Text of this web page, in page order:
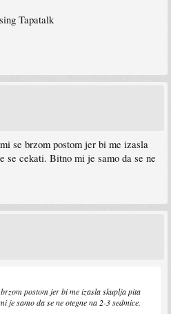
Tapatalk
se brzom postom jer bi me izasla
se cekati. Bitno mi je samo da se ne
postom jer bi me izasla skuplja pita
je samo da se ne otegne na 2-3 sedmice.